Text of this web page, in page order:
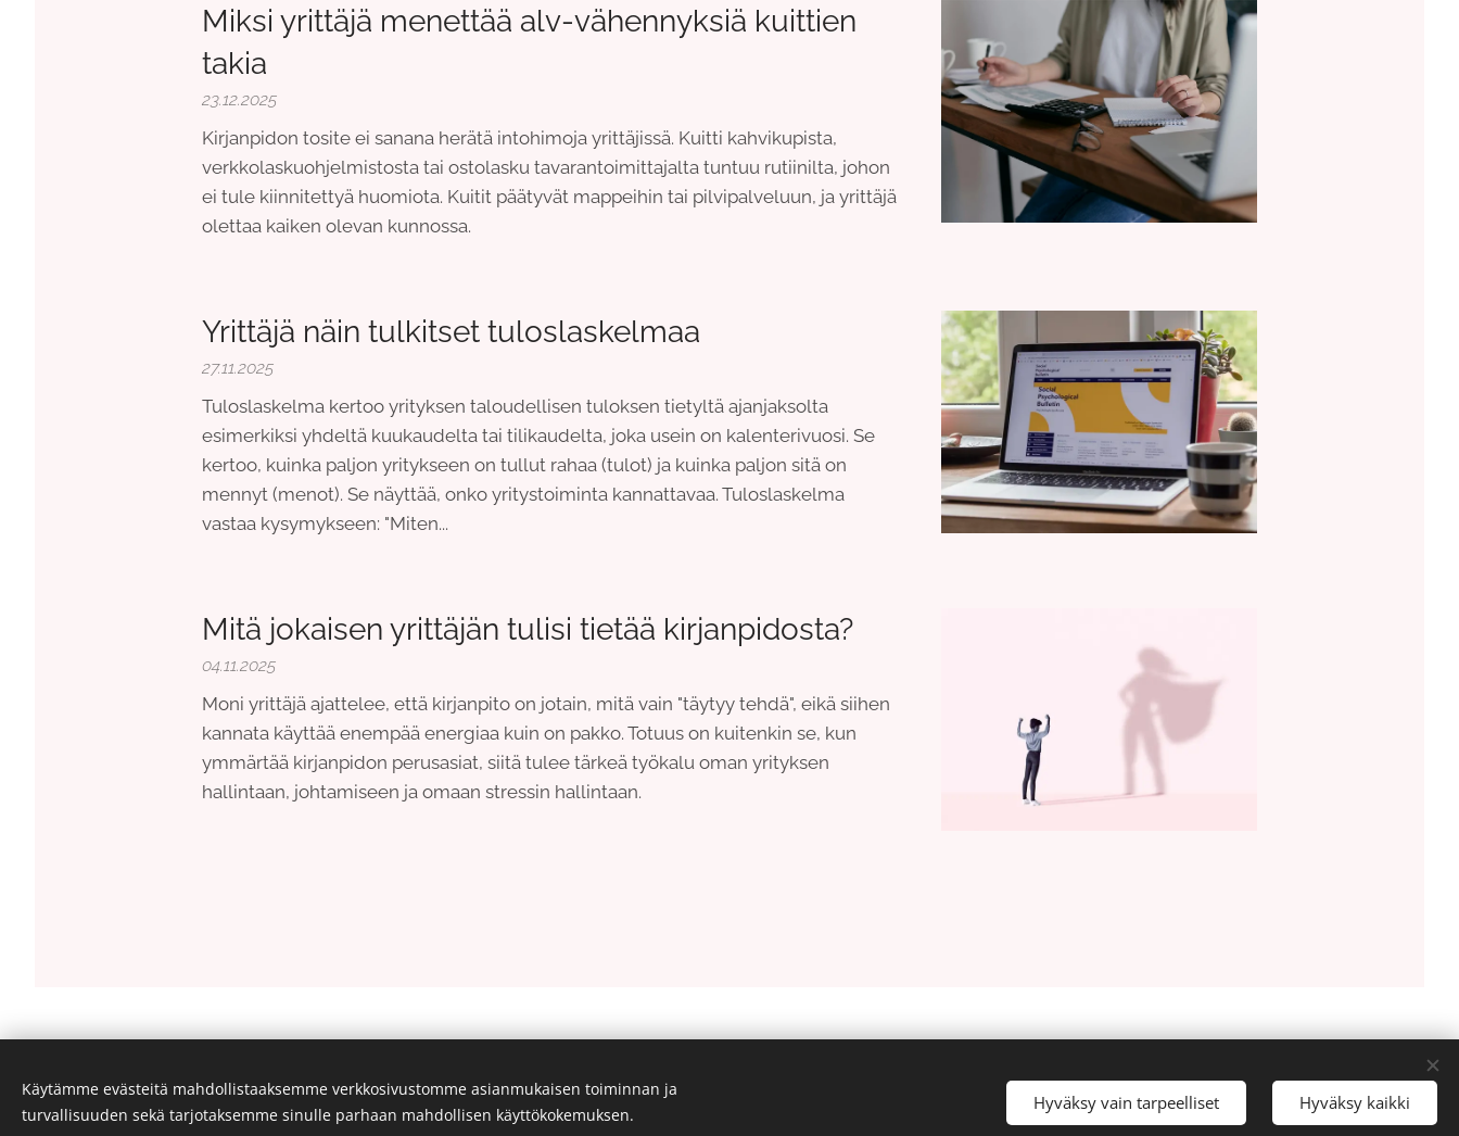
Miksi yrittäjä menettää alv-vähennyksiä kuittien
takia
23.12.2025
Kirjanpidon tosite ei sanana herätä intohimoja yrittäjissä. Kuitti kahvikupista,
verkkolaskuohjelmistosta tai ostolasku tavarantoimittajalta tuntuu rutiinilta, johon
ei tule kiinnitettyä huomiota. Kuitit päätyvät mappeihin tai pilvipalveluun, ja yrittäjä
olettaa kaiken olevan kunnossa.
Yrittäjä näin tulkitset tuloslaskelmaa
27.11.2025
Tuloslaskelma kertoo yrityksen taloudellisen tuloksen tietyltä ajanjaksolta
esimerkiksi yhdeltä kuukaudelta tai tilikaudelta, joka usein on kalenterivuosi. Se
kertoo, kuinka paljon yritykseen on tullut rahaa (tulot) ja kuinka paljon sitä on
mennyt (menot). Se näyttää, onko yritystoiminta kannattavaa. Tuloslaskelma
vastaa kysymykseen: "Miten...
Mitä jokaisen yrittäjän tulisi tietää kirjanpidosta?
04.11.2025
Moni yrittäjä ajattelee, että kirjanpito on jotain, mitä vain "täytyy tehdä", eikä siihen
kannata käyttää enempää energiaa kuin on pakko. Totuus on kuitenkin se, kun
ymmärtää kirjanpidon perusasiat, siitä tulee tärkeä työkalu oman yrityksen
hallintaan, johtamiseen ja omaan stressin hallintaan.
Käytämme evästeitä mahdollistaaksemme verkkosivustomme asianmukaisen toiminnan ja
turvallisuuden sekä tarjotaksemme sinulle parhaan mahdollisen käyttökokemuksen.
Hyväksy vain tarpeelliset Hyväksy kaikki